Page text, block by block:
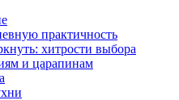
практичность
хитрости выбора
и царапинам